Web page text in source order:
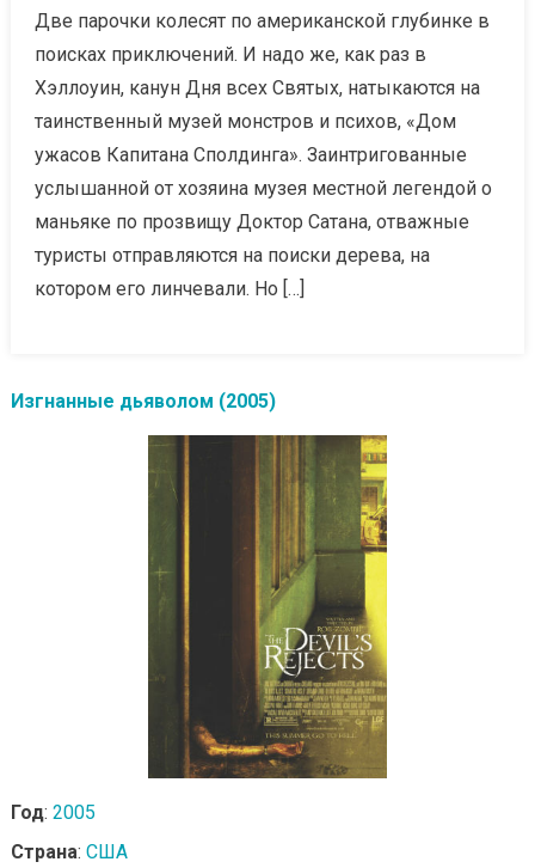
Две парочки колесят по американской глубинке в
поисках приключений. И надо же, как раз в
Хэллоуин, канун Дня всех Святых, натыкаются на
таинственный музей монстров и психов, «Дом
ужасов Капитана Сполдинга». Заинтригованные
услышанной от хозяина музея местной легендой о
маньяке по прозвищу Доктор Сатана, отважные
туристы отправляются на поиски дерева, на
котором его линчевали. Но […]
Изгнанные дьяволом (2005)
Год: 2005
Страна: США